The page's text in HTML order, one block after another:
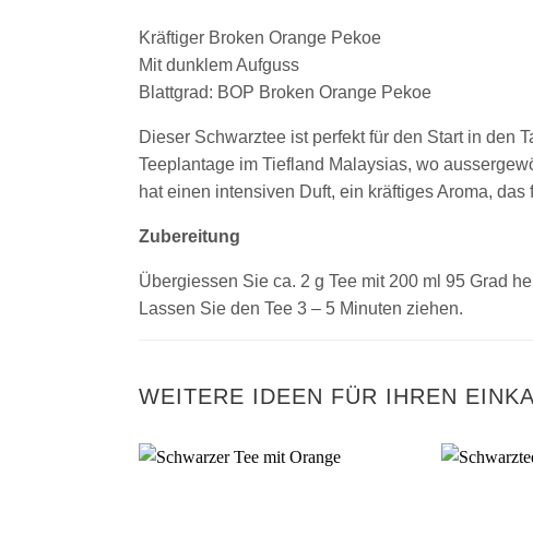
Kräftiger Broken Orange Pekoe
Mit dunklem Aufguss
Blattgrad: BOP Broken Orange Pekoe
Dieser Schwarztee ist perfekt für den Start in den
Teeplantage im Tiefland Malaysias, wo
hat einen intensiven Duft, ein kräftiges Aroma,
Zubereitung
Übergiessen Sie ca. 2 g Tee mit 200 ml 95 Grad
Lassen Sie den Tee 3 – 5 Minuten ziehen.
WEITERE IDEEN FÜR IHREN